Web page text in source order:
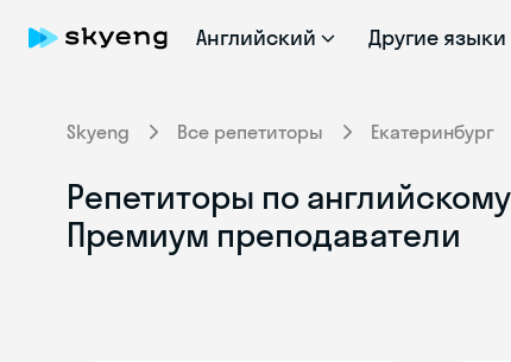
Английский Другие языки
Skyeng Все репетиторы Екатеринбург
Репетиторы по
Премиум преподаватели